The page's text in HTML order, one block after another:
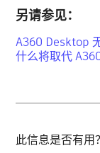
另请参见：
A360 Desktop
什么将取代
此信息是否有用？